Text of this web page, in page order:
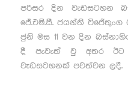
පරිසර දින වැඩසටහන
ජේ.එම්.සී. ජයන්ති විජේතුංග
ජුනි මස 11 වන දින
දී පැවැත් වු අතර ඊට
වැඩසටහනක් පවත්වන ලදී.